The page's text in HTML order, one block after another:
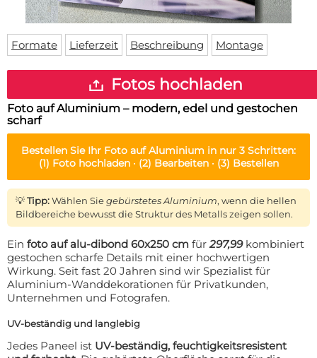
Fußmatte
Bodenmatte
Custom skateboard deck
Über uns
Lieferzeiten
Login
WhatsApp
Formate Lieferzeit Beschreibung Montage
Fotos hochladen
Foto auf Aluminium – modern, edel und gestochen
scharf
Bestellen Sie Ihr Foto auf Aluminium in nur 3 Schritten:
(1) Foto hochladen · (2) Bearbeiten · (3) Bestellen
💡Tipp:Wählen Siegebürstetes Aluminium, wenn die hellen
Bildbereiche bewusst die Struktur des Metalls zeigen sollen.
Ein foto auf alu-dibond 60x250 cm für297,99kombiniert
gestochen scharfe Details mit einer hochwertigen
Wirkung. Seit fast 20 Jahren sind wir Spezialist für
Aluminium-Wanddekorationen für Privatkunden,
Unternehmen und Fotografen.
UV-beständig und langlebig
Jedes Paneel ist UV-beständig, feuchtigkeitsresistent